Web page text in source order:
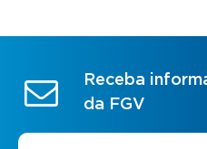
Receba
da FGV
Nome